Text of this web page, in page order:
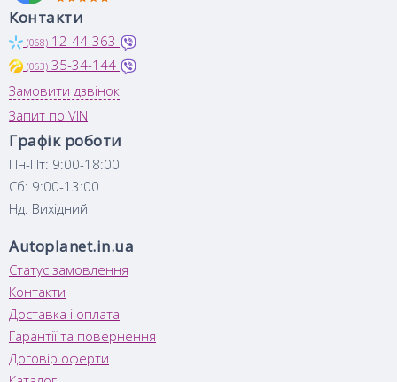
Контакти
(068) 12-44-363
(063) 35-34-144
Замовити дзвінок
Запит по VIN
Графік роботи
Пн-Пт: 9:00-18:00
Сб: 9:00-13:00
Нд: Вихідний
Autoplanet.in.ua
Статус замовлення
Контакти
Доставка і оплата
Гарантії та повернення
Договір оферти